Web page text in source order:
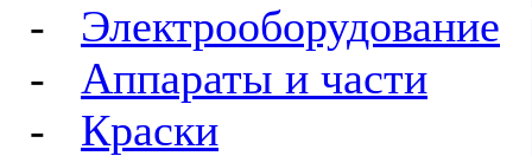
- Электрооборудование
- Аппараты и части
- Краски